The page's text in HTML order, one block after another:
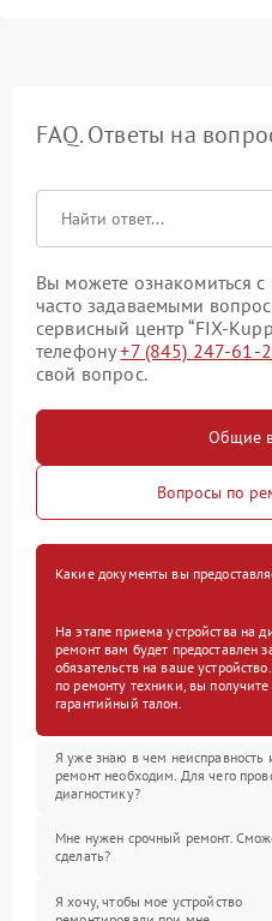
FAQ. Ответы на
Вы можете ознакомиться
часто задаваемыми
сервисный центр “FIX-
телефону+7 (845) 247-61-
свой вопрос.
Общие
Вопросы по
Какие документы вы
На этапе приема устройства на
ремонт вам будет предоставлен
обязательств на ваше
по ремонту техники, вы
гарантийный талон.
Я уже знаю в чем неисправность
ремонт необходим. Для чего
диагностику?
Мне нужен срочный ремонт.
сделать?
Я хочу, чтобы мое устройство